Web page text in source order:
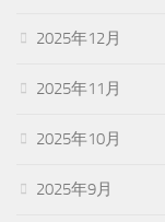
2025年12月
2025年11月
2025年10月
2025年9月